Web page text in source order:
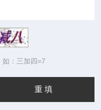
如：三加四=7